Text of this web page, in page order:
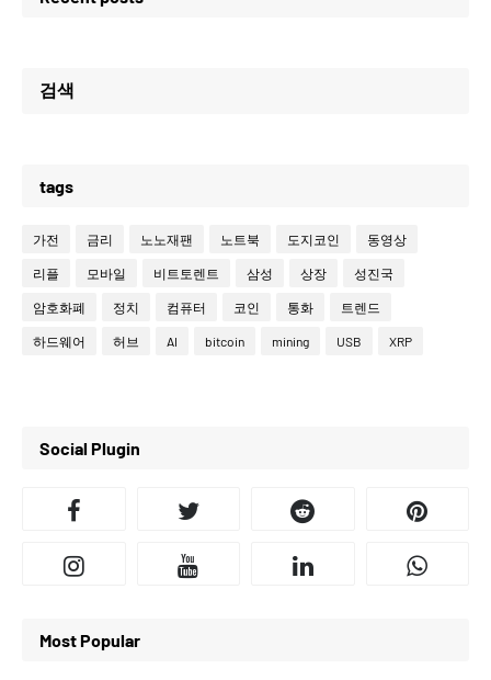
검색
tags
가전 금리 노노재팬 노트북 도지코인 동영상
리플 모바일 비트토렌트 삼성 상장 성진국
암호화폐 정치 컴퓨터 코인 통화 트렌드
하드웨어 허브 AI bitcoin mining USB XRP
Social Plugin
Most Popular